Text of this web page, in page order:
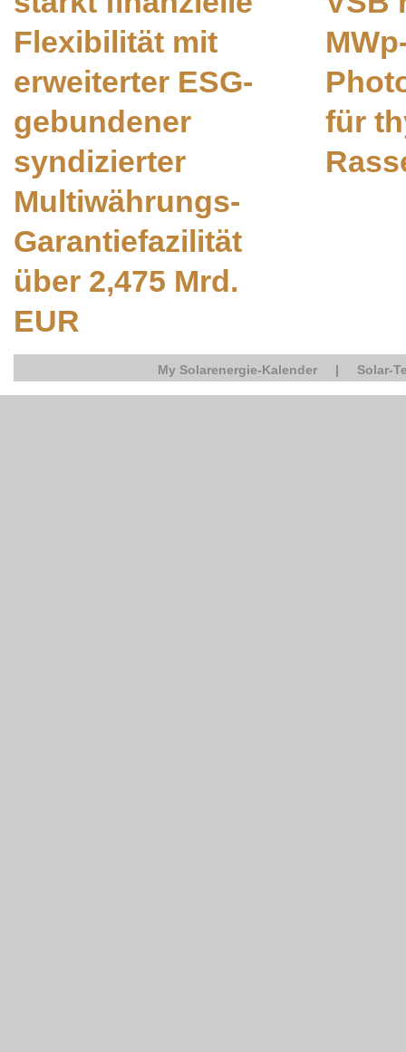
Flexibilität mit
erweiterter ESG-
gebundener
syndizierter
Multiwährungs-
Garantiefazilität
über 2,475 Mrd.
EUR
für
My Solarenergie-Kalender | Solar-